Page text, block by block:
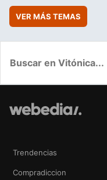
VER MÁS TEMAS
Trendencias
Compradiccion